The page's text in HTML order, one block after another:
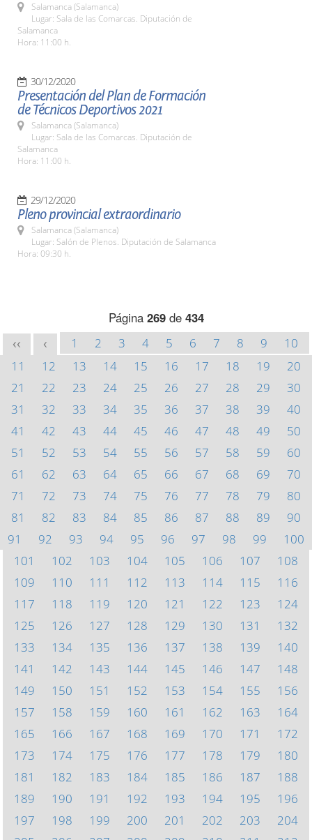
Salamanca (Salamanca)
Lugar: Sala de las Comarcas. Diputación de
Salamanca
Hora: 11:00 h.
30/12/2020
Presentación del Plan de Formación
de Técnicos Deportivos 2021
Salamanca (Salamanca)
Lugar: Sala de las Comarcas. Diputación de
Salamanca
Hora: 11:00 h.
29/12/2020
Pleno provincial extraordinario
Salamanca (Salamanca)
Lugar: Salón de Plenos. Diputación de Salamanca
Hora: 09:30 h.
Página 269de 434
<< < 1 2 3 4 5 6 7 8 9
10
11
12 13 14 15 16 17 18 19
20
21
22 23 24 25 26 27 28 29
30
31
32 33 34 35 36 37 38 39
40
41
42 43 44 45 46 47 48 49
50
51
52 53 54 55 56 57 58 59
60
61
62 63 64 65 66 67 68 69
70
71
72 73 74 75 76 77 78 79
80
81
82 83 84 85 86 87 88 89
90
91
92 93 94 95 96 97 98 99
100
101
102 103 104 105 106 107
108
109
110 111 112 113 114 115
116
117
118 119 120 121 122 123
124
125
126 127 128 129 130 131
132
133
134 135 136 137 138 139
140
141
142 143 144 145 146 147
148
149
150 151 152 153 154 155
156
157
158 159 160 161 162 163
164
165
166 167 168 169 170 171
172
173
174 175 176 177 178 179
180
181
182 183 184 185 186 187
188
189
190 191 192 193 194 195
196
197
198 199 200 201 202 203
204